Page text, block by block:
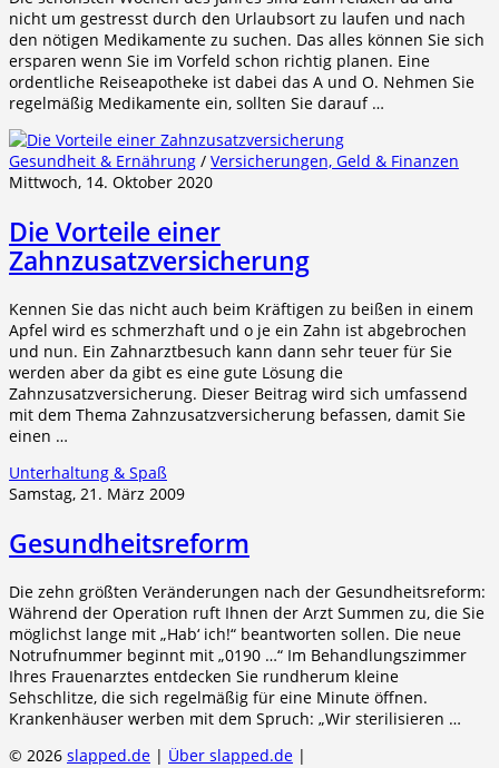
nicht um gestresst durch den Urlaubsort zu laufen und nach
den nötigen Medikamente zu suchen. Das alles können Sie sich
ersparen wenn Sie im Vorfeld schon richtig planen. Eine
ordentliche Reiseapotheke ist dabei das A und O. Nehmen Sie
regelmäßig Medikamente ein, sollten Sie darauf …
Gesundheit & Ernährung / Versicherungen, Geld & Finanzen
Mittwoch, 14. Oktober 2020
Die Vorteile einer
Zahnzusatzversicherung
Kennen Sie das nicht auch beim Kräftigen zu beißen in einem
Apfel wird es schmerzhaft und o je ein Zahn ist abgebrochen
und nun. Ein Zahnarztbesuch kann dann sehr teuer für Sie
werden aber da gibt es eine gute Lösung die
Zahnzusatzversicherung. Dieser Beitrag wird sich umfassend
mit dem Thema Zahnzusatzversicherung befassen, damit Sie
einen …
Unterhaltung & Spaß
Samstag, 21. März 2009
Gesundheitsreform
Die zehn größten Veränderungen nach der Gesundheitsreform:
Während der Operation ruft Ihnen der Arzt Summen zu, die Sie
möglichst lange mit „Hab‘ ich!“ beantworten sollen. Die neue
Notrufnummer beginnt mit „0190 …“ Im Behandlungszimmer
Ihres Frauenarztes entdecken Sie rundherum kleine
Sehschlitze, die sich regelmäßig für eine Minute öffnen.
Krankenhäuser werben mit dem Spruch: „Wir sterilisieren …
© 2026 slapped.de | Über slapped.de |